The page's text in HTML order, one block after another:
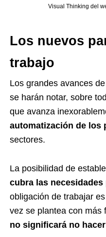
Visual Thinking del
Los nuevos
trabajo
Los grandes avances
se harán notar, sobre
que avanza
automatización de los
sectores.
La posibilidad de
cubra las
obligación de trabajar
vez se plantea con más
no significará no